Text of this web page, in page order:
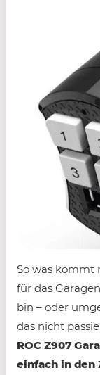
So was kommt
für das
bin – oder
das nicht
ROC Z907
einfach in